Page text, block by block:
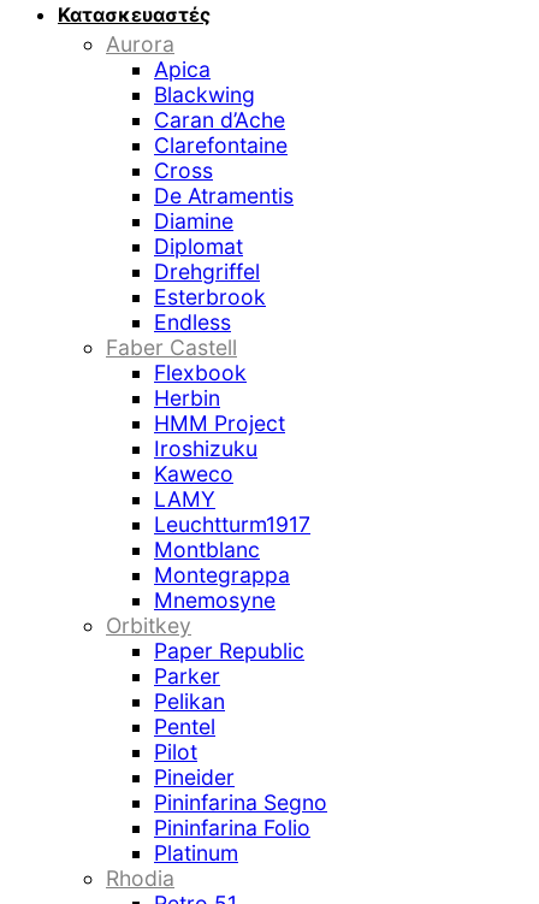
Κατασκευαστές
Aurora
Apica
Blackwing
Caran d’Ache
Clarefontaine
Cross
De Atramentis
Diamine
Diplomat
Drehgriffel
Esterbrook
Endless
Faber Castell
Flexbook
Herbin
HMM Project
Iroshizuku
Kaweco
LAMY
Leuchtturm1917
Montblanc
Montegrappa
Mnemosyne
Orbitkey
Paper Republic
Parker
Pelikan
Pentel
Pilot
Pineider
Pininfarina Segno
Pininfarina Folio
Platinum
Rhodia